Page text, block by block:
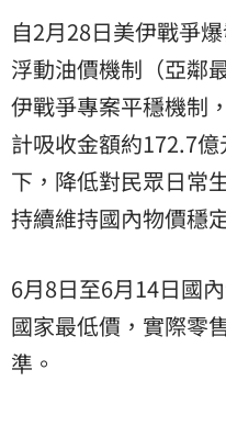
自2月28日美伊戰爭
浮動油價機制（亞鄰
伊戰爭專案平穩機制，
計吸收金額約172.7
下，降低對民眾日常
持續維持國內物價穩
6月8日至6月14日國
國家最低價，實際零
準。